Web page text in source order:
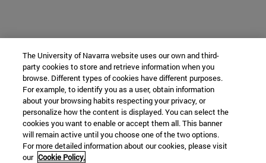
The University of Navarra website uses our own and third-
party cookies to store and retrieve information when you
browse. Different types of cookies have different purposes.
For example, to identify you as a user, obtain information
about your browsing habits respecting your privacy, or
personalize how the content is displayed. You can select the
cookies you want to enable or accept them all. This banner
will remain active until you choose one of the two options.
For more detailed information about our cookies, please visit
our Cookie Policy.